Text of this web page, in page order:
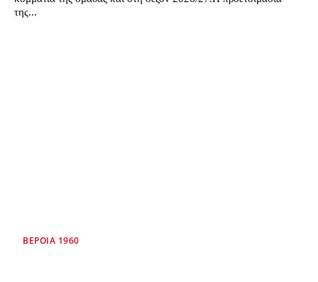
της...
ΒΕΡΟΙΑ 1960